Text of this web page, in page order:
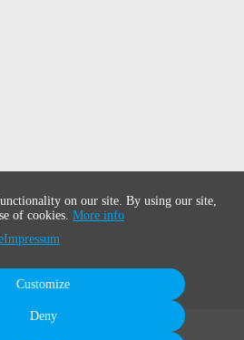
on our site. By using our site,
of cookies. More info
Impressum
Customize
Deny